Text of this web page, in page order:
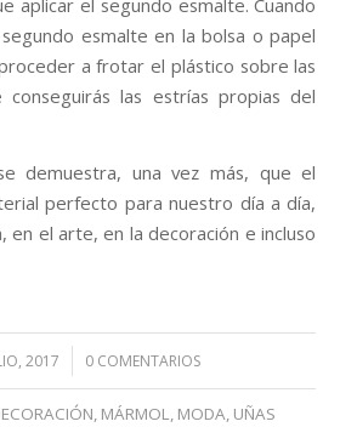
aplicar el segundo esmalte. Cuando
esmalte en la bolsa o papel
a frotar el plástico sobre las
las estrías propias del
demuestra, una vez más, que el
perfecto para nuestro día a día,
en el arte, en la decoración e incluso
2017 0 COMENTARIOS
, MÁRMOL, MODA, UÑAS